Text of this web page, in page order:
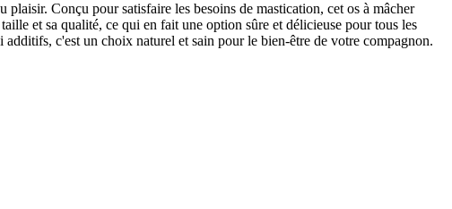
Conçu pour satisfaire les besoins de mastication, cet os à mâcher
et sa qualité, ce qui en fait une option sûre et délicieuse pour tous les
c'est un choix naturel et sain pour le bien-être de votre compagnon.